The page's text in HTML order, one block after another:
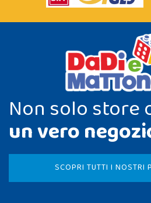
Non solo store
un vero
SCOPRI TUTTI I NOSTRI